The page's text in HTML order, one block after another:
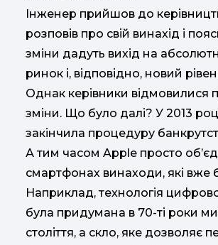
Інженер прийшов до
розповів про свій винахід і
зміни дадуть вихід на
ринок і, відповідно, новий
Однак керівники відмовилися
зміни. Що було далі? У 2013
закінчила процедуру
А тим часом Apple просто
смартфонах винаходи, які вже
Наприклад, технологія
була придумана в 70-ті роки
століття, а скло, яке дозволяє